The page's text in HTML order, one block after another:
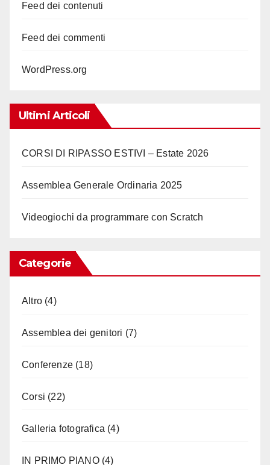
Feed dei contenuti
Feed dei commenti
WordPress.org
Ultimi Articoli
CORSI DI RIPASSO ESTIVI – Estate 2026
Assemblea Generale Ordinaria 2025
Videogiochi da programmare con Scratch
Categorie
Altro (4)
Assemblea dei genitori (7)
Conferenze (18)
Corsi (22)
Galleria fotografica (4)
IN PRIMO PIANO(4)